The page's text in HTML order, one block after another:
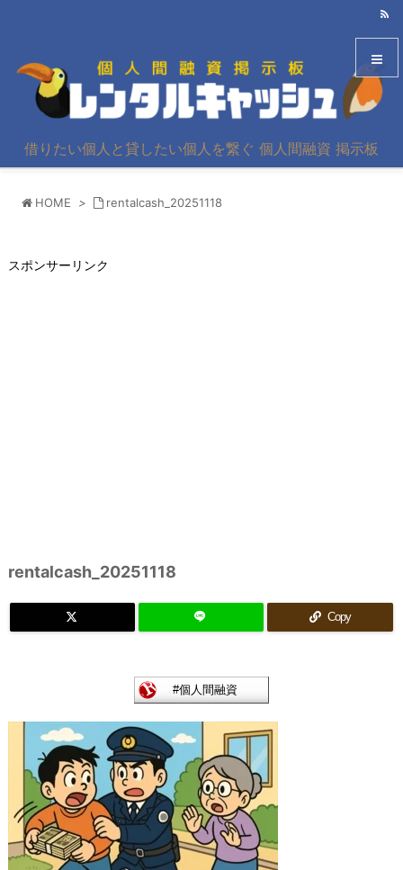
借りたい個人と貸したい個人を繋ぐ 個人間融資 掲示板
HOME > rentalcash_20251118
スポンサーリンク
rentalcash_20251118
Copy